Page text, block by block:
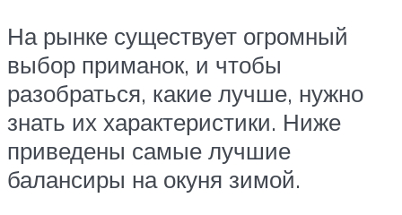
На рынке существует огромный
выбор приманок, и чтобы
разобраться, какие лучше, нужно
знать их характеристики. Ниже
приведены самые лучшие
балансиры на окуня зимой.